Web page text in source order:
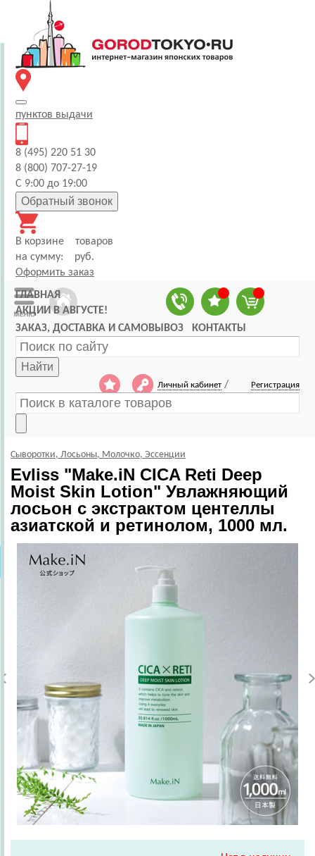
пунктов выдачи
8 (495) 220 51 30
8 (800) 707-27-19
С 9:00 до 19:00
Обратный звонок
В корзине
товаров
на сумму:
руб.
Оформить заказ
ГЛАВНАЯ
АКЦИИ В АВГУСТЕ!
ЗАКАЗ, ДОСТАВКА И САМОВЫВОЗ
КОНТАКТЫ
Найти
Личный кабинет / Регистрация
Сыворотки, Лосьоны, Молочко, Эссенции
Evliss "Make.iN CICA Reti Deep
Moist Skin Lotion" Увлажняющий
лосьон c экстрактом центеллы
азиатской и ретинолом, 1000 мл.